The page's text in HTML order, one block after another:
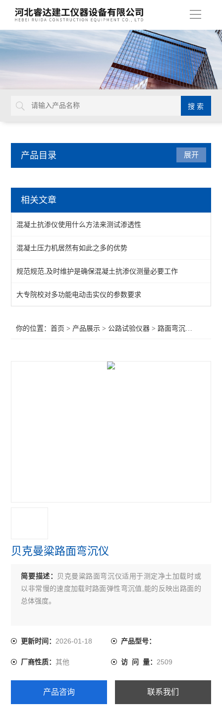
导
产品目录
承载比试验仪
新标准灌砂法试验仪
桥梁伸缩缝安装公差测试系统
反拉式有效预应力无损检测仪
集料坚固性试验仪
公路试验仪器
野外承载板测定仪
现场CBR值测定仪
K30荷载板测定仪
路面弯沉仪
数显式摆式摩擦系数测定仪
展开
相关文章
混凝土抗渗仪使用什么方法来测试渗透性
混凝土压力机居然有如此之多的优势
规范规范,及时维护是确保混凝土抗渗仪测量必要工作
大专院校对多功能电动击实仪的参数要求
你的位置：首页 > 产品展示 > 公路试验仪器 > 路面弯沉仪
贝克曼粱路面弯沉仪
简要描述：
贝克曼粱路面弯沉仪适用于测定净土加载时或
以非常慢的速度加载时路面弹性弯沉值,能的反映出路面的
总体强度。
更新时间：2026-01-18 产品型号：
厂商性质：其他 访 问 量： 2509
产品咨询 联系我们